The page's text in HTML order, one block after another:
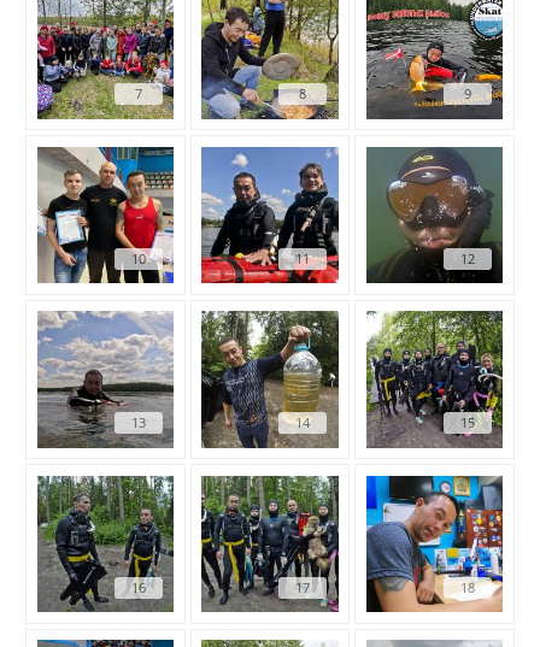
7 8 9
10 11 12
13 14 15
16 17 18